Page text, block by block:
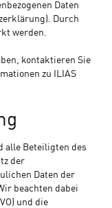
Daten
Durch
werden.
kontaktieren Sie
zu ILIAS
alle Beteiligten des
der
Daten der
beachten dabei
und die